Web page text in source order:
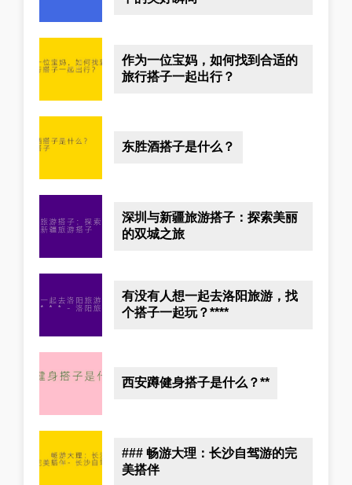
作为一位宝妈，如何找到合适的
旅行搭子一起出行？
东胜酒搭子是什么？
深圳与新疆旅游搭子：探索美丽
的双城之旅
有没有人想一起去洛阳旅游，找
个搭子一起玩？****
西安蹲健身搭子是什么？**
### 畅游大理：长沙自驾游的完
美搭伴